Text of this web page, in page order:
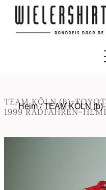
TEAM KÖLN (B)-
1999 RADFAHREN-
Heim/TEAM KÖLN